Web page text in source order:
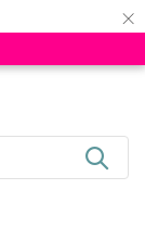
×
0